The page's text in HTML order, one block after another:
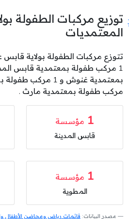
توزيع مركبات الطفولة
المعتمديات
تتوزع مركبات الطفولة بولاية قابس
مركب طفولة بمعتمدية مارث .
1 مؤسسة
قابس المدينة
1 مؤسسة
المطوية
مصدر البيانات: قائمات رياض ومحاضن الأطفال